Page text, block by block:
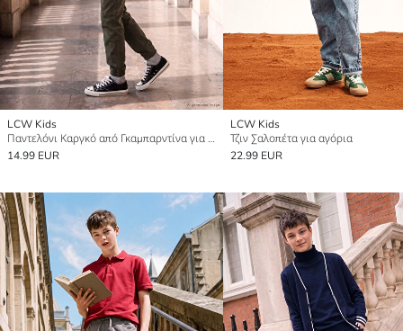
LCW Kids
Παντελόνι Καργκό από Γκαμπαρντίνα για αγόρια
14.99 EUR
LCW Kids
Τζιν Σαλοπέτα για αγόρια
22.99 EUR